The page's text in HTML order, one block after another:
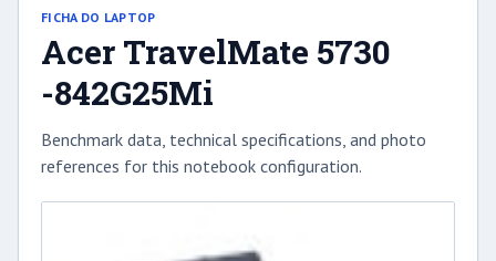
FICHA DO LAPTOP
Acer TravelMate 5730
-842G25Mi
Benchmark data, technical specifications, and photo
references for this notebook configuration.